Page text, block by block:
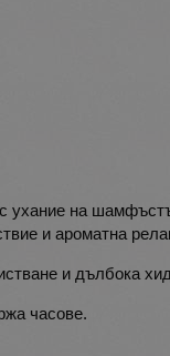
ухание на
и ароматна
и дълбока
часове.